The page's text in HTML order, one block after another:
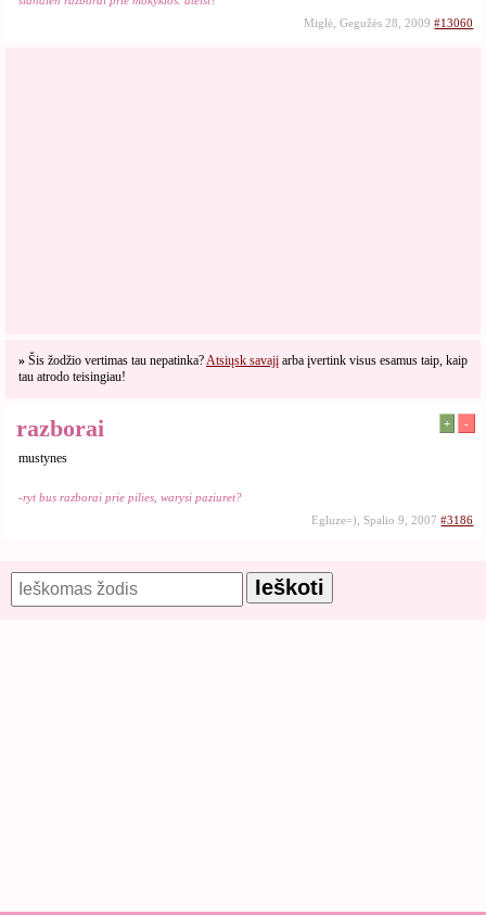
Miglė, Gegužės 28, 2009#13060
» Šis žodžio vertimas tau nepatinka?Atsiųsk savajį arba įvertink visus esamus taip, kaip
tau atrodo teisingiau!
razborai + -
mustynes
-ryt bus razborai prie pilies, warysi paziuret?
Egluze=), Spalio 9, 2007#3186